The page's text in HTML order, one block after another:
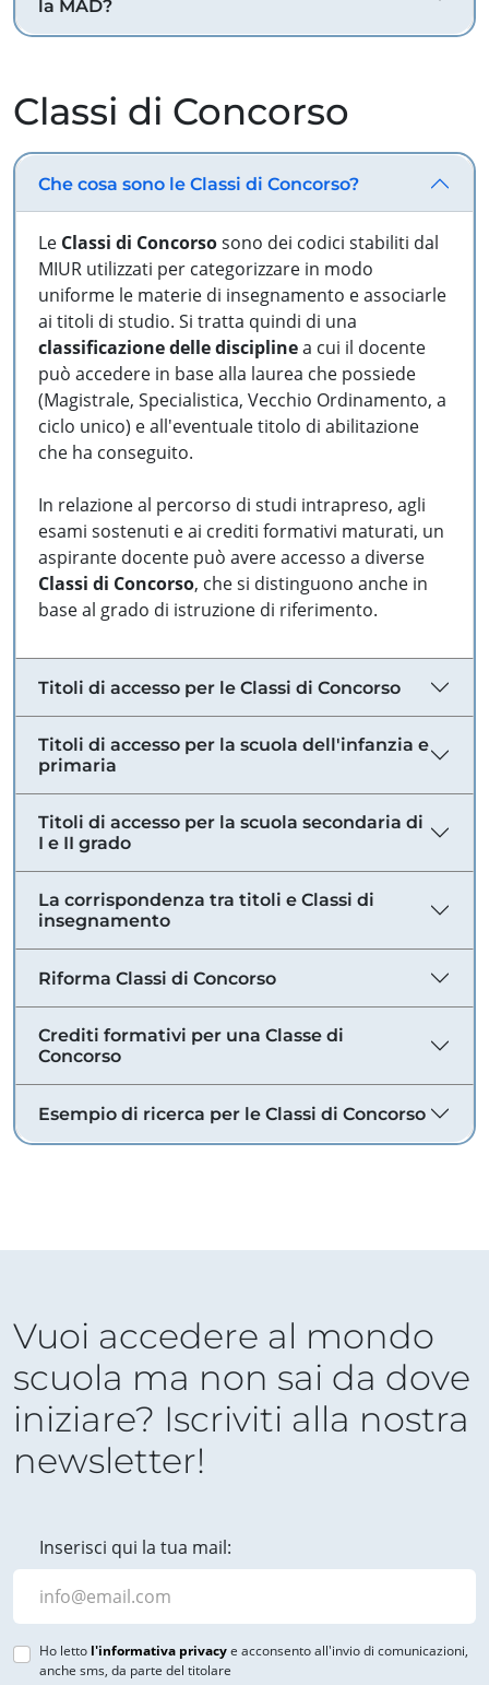
la MAD?
Classi di Concorso
Che cosa sono le Classi di Concorso?
Le Classi di Concorsosono dei codici stabiliti dal
MIUR utilizzati per categorizzare in modo
uniforme le materie di insegnamento e associarle
ai titoli di studio. Si tratta quindi di una
classificazione delle disciplinea cui il docente
può accedere in base alla laurea che possiede
(Magistrale, Specialistica, Vecchio Ordinamento, a
ciclo unico) e all'eventuale titolo di abilitazione
che ha conseguito.
In relazione al percorso di studi intrapreso, agli
esami sostenuti e ai crediti formativi maturati, un
aspirante docente può avere accesso a diverse
Classi di Concorso, che si distinguono anche in
base al grado di istruzione di riferimento.
Titoli di accesso per le Classi di Concorso
Titoli di accesso per la scuola dell'infanzia e
primaria
Titoli di accesso per la scuola secondaria di
I e II grado
La corrispondenza tra titoli e Classi di
insegnamento
Riforma Classi di Concorso
Crediti formativi per una Classe di
Concorso
Esempio di ricerca per le Classi di Concorso
Vuoi accedere al mondo
scuola ma non sai da dove
iniziare? Iscriviti alla nostra
newsletter!
Inserisci qui la tua mail:
Ho letto l'informativa privacye acconsento all'invio di comunicazioni,
anche sms, da parte del titolare